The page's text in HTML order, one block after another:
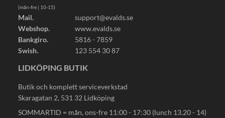
(mån-fre | 10-15)
Mail.
support@evalds.se
Webshop.
www.evalds.se
Bankgiro.
5816 - 7859
Swish.
123 554 30 87
LIDKÖPING BUTIK
Butik och komplett serviceverkstad
Skaragatan 2, 531 32 Lidköping
SOMMARTID = mån, ons-fre 11:00 - 17:30 (lunch 13.20 - 14)